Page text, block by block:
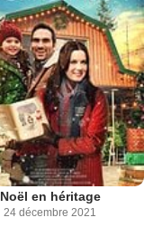
Noël en héritage
24 décembre 2021